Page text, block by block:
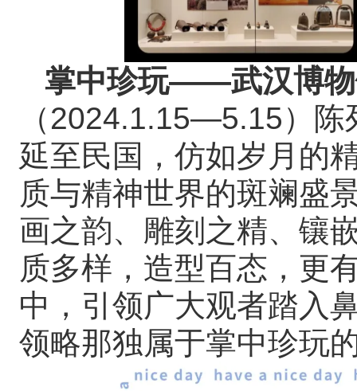
掌中珍玩——武汉博物
（2024.1.15—5.15）
延至民国，仿如岁月的
质与精神世界的斑斓盛
画之韵、雕刻之精、镶
质多样，造型百态，更
中，引领广大观者踏入
领略那独属于掌中珍玩